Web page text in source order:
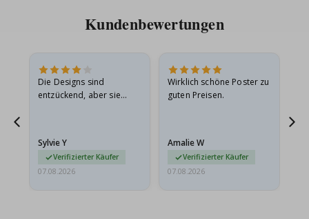
Kundenbewertungen
Die Designs sind
entzückend, aber sie
sie…
Sylvie Y
Verifizierter Käufer
07.08.2026
Wirklich schöne Poster zu
guten Preisen.
Amalie W
Verifizierter Käufer
07.08.2026